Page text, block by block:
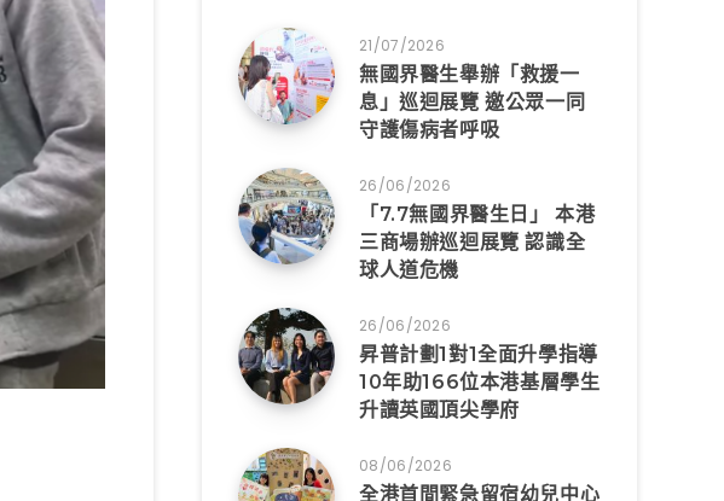
21/07/2026
無國界醫生舉辦「救援一
息」巡迴展覽 邀公眾一同
守護傷病者呼吸
26/06/2026
「7.7無國界醫生日」 本港
三商場辦巡迴展覽 認識全
球人道危機
26/06/2026
昇普計劃1對1全面升學指導
10年助166位本港基層學生
升讀英國頂尖學府
08/06/2026
全港首間緊急留宿幼兒中心